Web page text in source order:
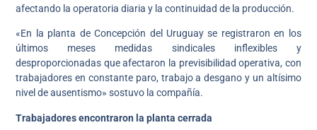
afectando la operatoria diaria y la continuidad de la producción.
«En la planta de Concepción del Uruguay se registraron en los
últimos meses medidas sindicales inflexibles y
desproporcionadas que afectaron la previsibilidad operativa, con
trabajadores en constante paro, trabajo a desgano y un altísimo
nivel de ausentismo» sostuvo la compañía.
Trabajadores encontraron la planta cerrada